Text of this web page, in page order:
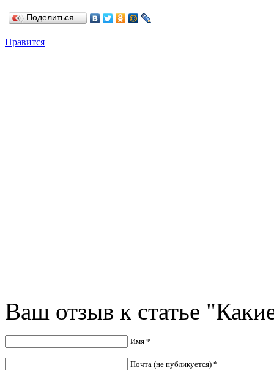
Поделиться…
Нравится
Ваш отзыв к статье
Имя *
Почта (не публикуется) *